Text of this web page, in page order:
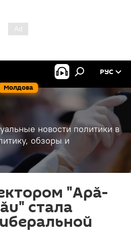
Молдова
РУС
новости политики в
обзоры и
"Apă-
стала